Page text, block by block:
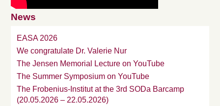
News
EASA 2026
We congratulate Dr. Valerie Nur
The Jensen Memorial Lecture on YouTube
The Summer Symposium on YouTube
The Frobenius-Institut at the 3rd SODa Barcamp
(20.05.2026 – 22.05.2026)